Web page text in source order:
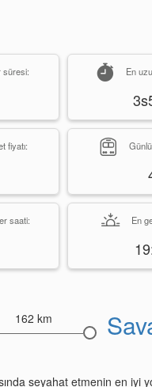
süresi: En
fiyatı:
saati: En
162 km
seyahat etmenin en iyi